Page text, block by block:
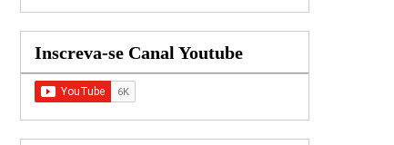
Inscreva-se Canal Youtube